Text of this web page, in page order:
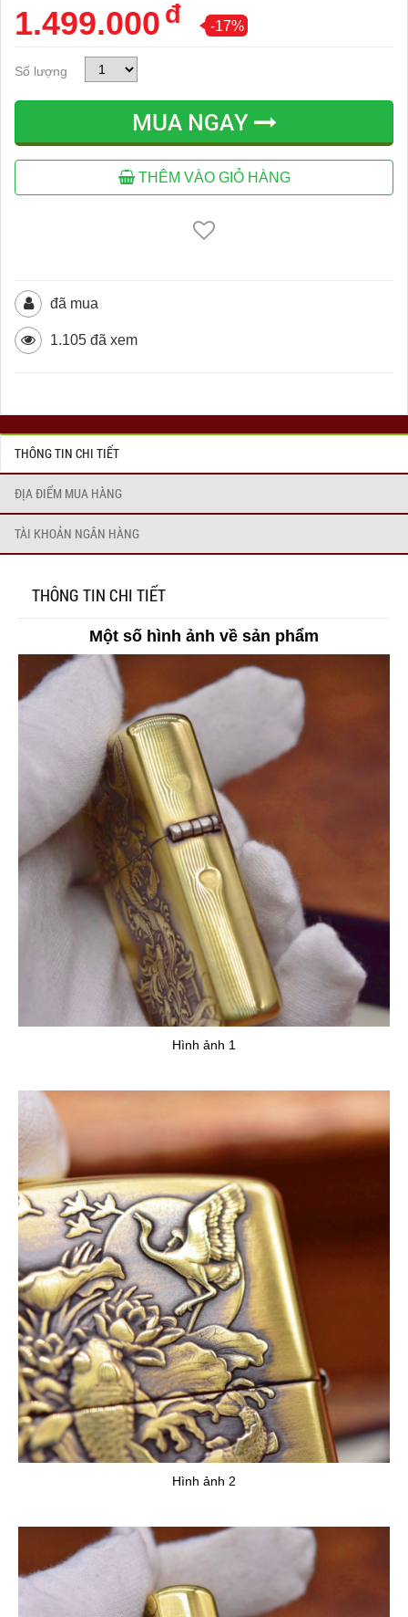
1.499.000 đ -17%
Số lượng
MUA NGAY
THÊM VÀO GIỎ HÀNG
đã mua
1.105 đã xem
THÔNG TIN CHI TIẾT
ĐỊA ĐIỂM MUA HÀNG
TÀI KHOẢN NGÂN HÀNG
THÔNG TIN CHI TIẾT
Một số hình ảnh về sản phẩm
Hình ảnh 1
Hình ảnh 2